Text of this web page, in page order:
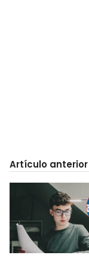
Artículo anterior